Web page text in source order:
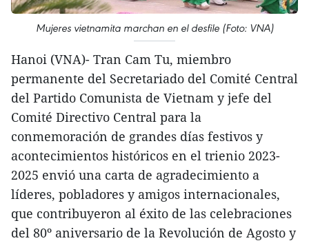
Mujeres vietnamita marchan en el desfile (Foto: VNA)
Hanoi (VNA)- Tran Cam Tu, miembro
permanente del Secretariado del Comité Central
del Partido Comunista de Vietnam y jefe del
Comité Directivo Central para la
conmemoración de grandes días festivos y
acontecimientos históricos en el trienio 2023-
2025 envió una carta de agradecimiento a
líderes, pobladores y amigos internacionales,
que contribuyeron al éxito de las celebraciones
del 80º aniversario de la Revolución de Agosto y